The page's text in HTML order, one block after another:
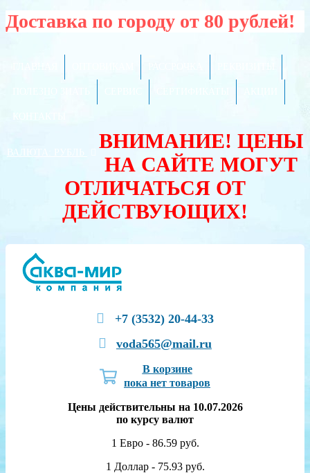
Доставка по городу от 80 рублей!
ВАЛЮТА:
ВНИМАНИЕ! ЦЕНЫ
НА САЙТЕ МОГУТ
ОТЛИЧАТЬСЯ ОТ
ДЕЙСТВУЮЩИХ!
+7 (3532) 20-44-33
voda565@mail.ru
В корзине
пока нет товаров
Цены действительны на 10.07.2026
по курсу валют
1 Евро - 86.59 руб.
1 Доллар - 75.93 руб.